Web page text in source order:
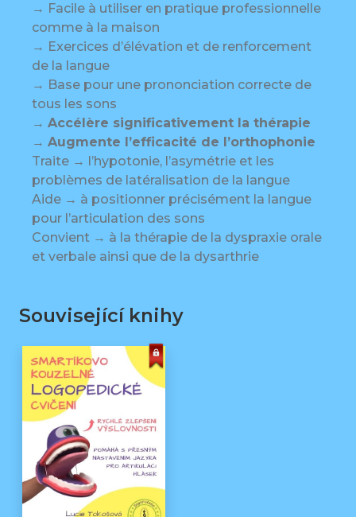
→ Facile à utiliser en pratique professionnelle
comme à la maison
→ Exercices d’élévation et de renforcement
de la langue
→ Base pour une prononciation correcte de
tous les sons
→ Accélère significativement la thérapie
→ Augmente l’efficacité de l’orthophonie
Traite → l’hypotonie, l’asymétrie et les
problèmes de latéralisation de la langue
Aide → à positionner précisément la langue
pour l’articulation des sons
Convient → à la thérapie de la dyspraxie orale
et verbale ainsi que de la dysarthrie
Související knihy